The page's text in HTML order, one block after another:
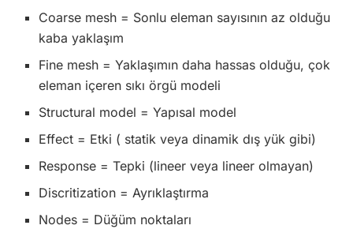
Coarse mesh = Sonlu eleman sayısının az olduğu
kaba yaklaşım
Fine mesh = Yaklaşımın daha hassas olduğu, çok
eleman içeren sıkı örgü modeli
Structural model = Yapısal model
Effect = Etki ( statik veya dinamik dış yük gibi)
Response = Tepki (lineer veya lineer olmayan)
Discritization = Ayrıklaştırma
Nodes = Düğüm noktaları